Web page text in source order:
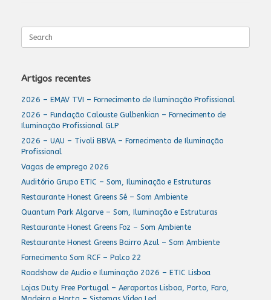
for:
Artigos recentes
2026 – EMAV TVI – Fornecimento de Iluminação Profissional
2026 – Fundação Calouste Gulbenkian – Fornecimento de
Iluminação Profissional GLP
2026 – UAU – Tivoli BBVA – Fornecimento de Iluminação
Profissional
Vagas de emprego 2026
Auditório Grupo ETIC – Som, Iluminação e Estruturas
Restaurante Honest Greens Sé – Som Ambiente
Quantum Park Algarve – Som, Iluminação e Estruturas
Restaurante Honest Greens Foz – Som Ambiente
Restaurante Honest Greens Bairro Azul – Som Ambiente
Fornecimento Som RCF – Palco 22
Roadshow de Audio e Iluminação 2026 – ETIC Lisboa
Lojas Duty Free Portugal – Aeroportos Lisboa, Porto, Faro,